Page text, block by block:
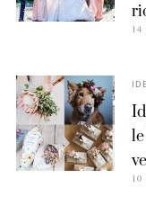
14
10